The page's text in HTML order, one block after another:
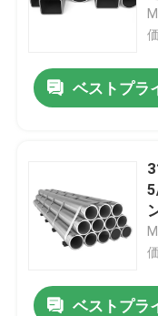
ベストプラ
ベストプラ